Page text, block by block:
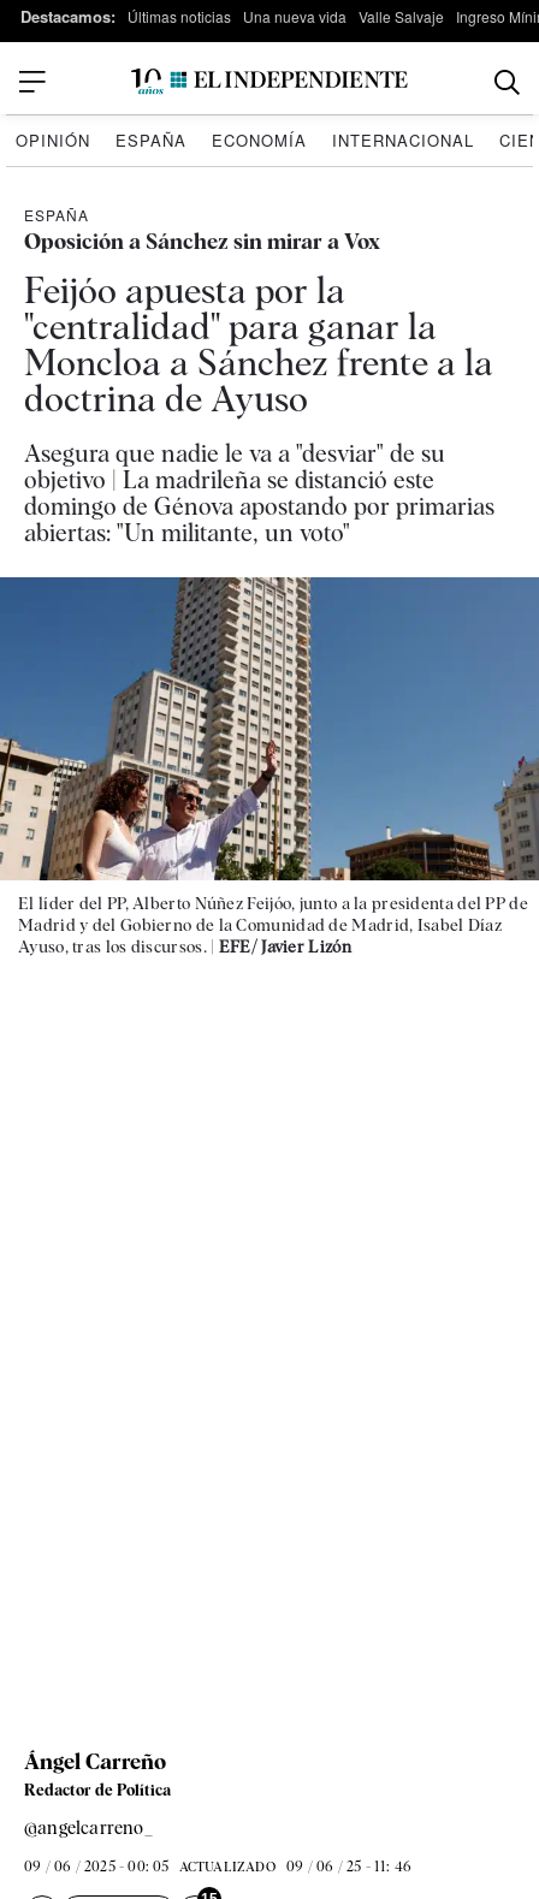
Destacamos: Últimas noticias Una nueva vida Valle Salvaje Ingreso
OPINIÓN ESPAÑA ECONOMÍA INTERNACIONAL
ESPAÑA
Oposición a Sánchez sin mirar a Vox
Feijóo apuesta por la
"centralidad" para ganar la
Moncloa a Sánchez frente a la
doctrina de Ayuso
Asegura que nadie le va a "desviar" de su
objetivo | La madrileña se distanció este
domingo de Génova apostando por primarias
abiertas: "Un militante, un voto"
El líder del PP, Alberto Núñez Feijóo, junto a la presidenta del PP de
Madrid y del Gobierno de la Comunidad de Madrid, Isabel Díaz
Ayuso, tras los discursos. | EFE/ Javier Lizón
Ángel Carreño
Redactor de Política
@angelcarreno_
09 / 06 / 2025 - 00: 05 ACTUALIZADO 09 / 06 / 25 - 11: 46